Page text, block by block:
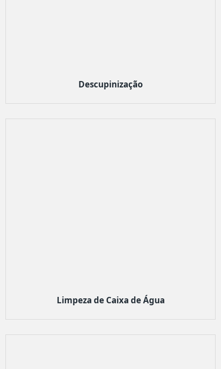
Descupinização
Limpeza de Caixa de Água